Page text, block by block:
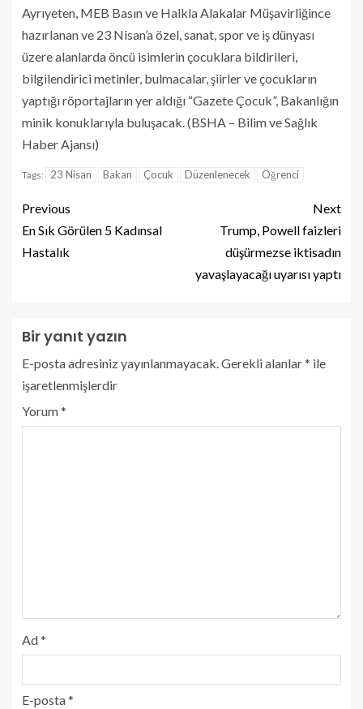
Ayrıyeten, MEB Basın ve Halkla Alakalar Müşavirliğince
hazırlanan ve 23 Nisan’a özel, sanat, spor ve iş dünyası
üzere alanlarda öncü isimlerin çocuklara bildirileri,
bilgilendirici metinler, bulmacalar, şiirler ve çocukların
yaptığı röportajların yer aldığı “Gazete Çocuk”, Bakanlığın
minik konuklarıyla buluşacak. (BSHA – Bilim ve Sağlık
Haber Ajansı)
Tags: 23 Nisan Bakan Çocuk Düzenlenecek Öğrenci
Previous
En Sık Görülen 5 Kadınsal
Hastalık
Next
Trump, Powell faizleri
düşürmezse iktisadın
yavaşlayacağı uyarısı yaptı
Bir yanıt yazın
E-posta adresiniz yayınlanmayacak.Gerekli alanlar* ile
işaretlenmişlerdir
Yorum*
Ad*
E-posta*